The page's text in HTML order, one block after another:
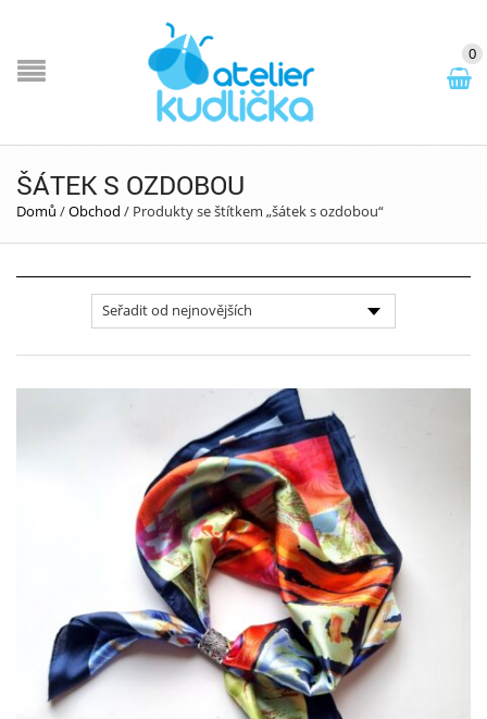
0
ŠÁTEK S OZDOBOU
Domů /Obchod / Produkty se štítkem „šátek s ozdobou“